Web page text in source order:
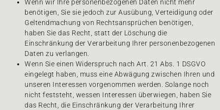
Wenn wir Ihre personenbezogenen Daten nicht mehr
benötigen, Sie sie jedoch zur Ausübung, Verteidigung oder
Geltendmachung von Rechtsansprüchen benötigen,
haben Sie das Recht, statt der Löschung die
Einschränkung der Verarbeitung Ihrer personenbezogenen
Daten zu verlangen.
Wenn Sie einen Widerspruch nach Art. 21 Abs. 1 DSGVO
eingelegt haben, muss eine Abwägung zwischen Ihren und
unseren Interessen vorgenommen werden. Solange noch
nicht feststeht, wessen Interessen überwiegen, haben Sie
das Recht, die Einschränkung der Verarbeitung Ihrer